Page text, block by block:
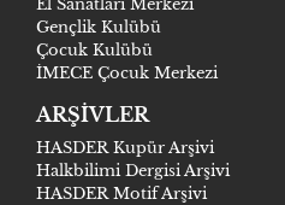
El Sanatları Merkezi
Gençlik Kulübü
Çocuk Kulübü
İMECE Çocuk Merkezi
ARŞİVLER
HASDER Kupür Arşivi
Halkbilimi Dergisi Arşivi
HASDER Motif Arşivi